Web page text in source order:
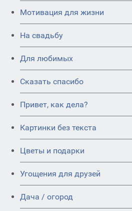
Мотивация для жизни
На свадьбу
Для любимых
Сказать спасибо
Привет, как дела?
Картинки без текста
Цветы и подарки
Угощения для друзей
Дача / огород